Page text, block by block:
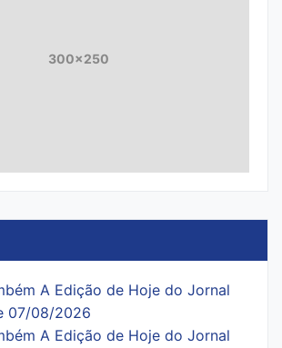
300x250
A Edição de Hoje do Jornal
07/08/2026
A Edição de Hoje do Jornal